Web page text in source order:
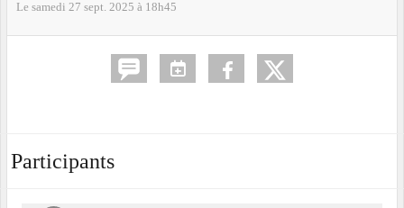
Le samedi 27 sept. 2025 à 18h45
Participants